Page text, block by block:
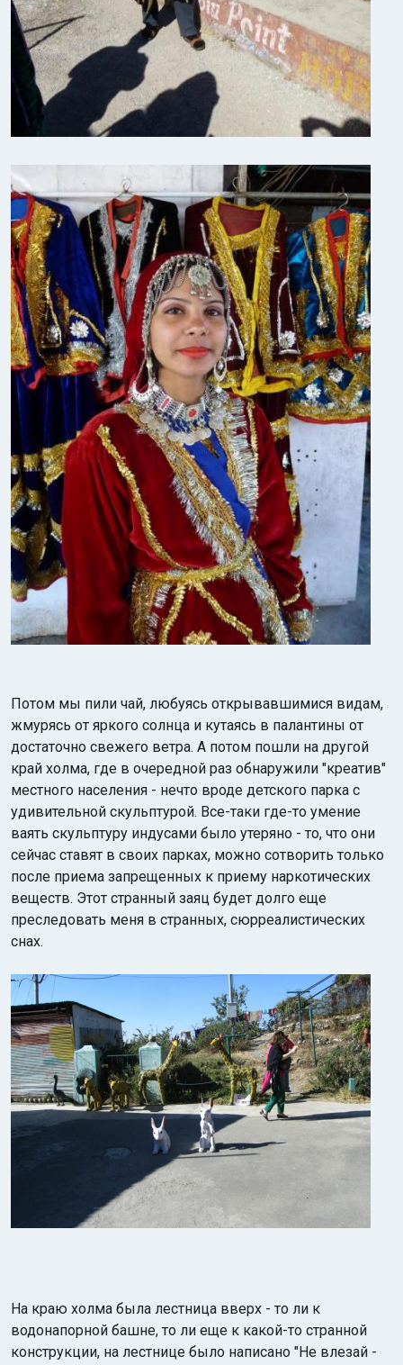
Потом мы пили чай, любуясь открывавшимися видам,
жмурясь от яркого солнца и кутаясь в палантины от
достаточно свежего ветра. А потом пошли на другой
край холма, где в очередной раз обнаружили "креатив"
местного населения - нечто вроде детского парка с
удивительной скульптурой. Все-таки где-то умение
ваять скульптуру индусами было утеряно - то, что они
сейчас ставят в своих парках, можно сотворить только
после приема запрещенных к приему наркотических
веществ. Этот странный заяц будет долго еще
преследовать меня в странных, сюрреалистических
снах.
На краю холма была лестница вверх - то ли к
водонапорной башне, то ли еще к какой-то странной
конструкции, на лестнице было написано "Не влезай -